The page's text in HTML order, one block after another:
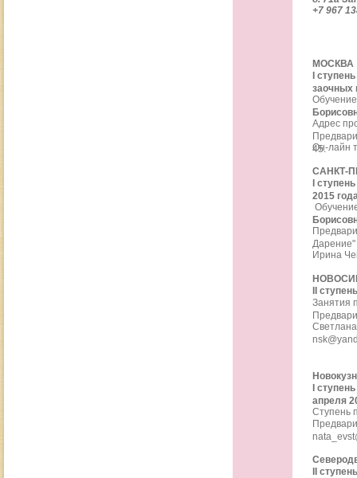
+7 967
МОСКВА
I
заочных
Адрес
45.
Он-лайн
САНКТ-
I
2015
Дарение"
Ирина
II
Занятия
I
апреля
Ступень
II